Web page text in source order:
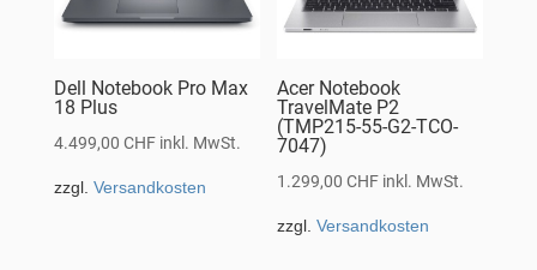
Dell Notebook Pro Max
18 Plus
4.499,00 CHF inkl. MwSt.
zzgl. Versandkosten
Acer Notebook
TravelMate P2
(TMP215-55-G2-TCO-
7047)
1.299,00CHF inkl. MwSt.
zzgl.Versandkosten